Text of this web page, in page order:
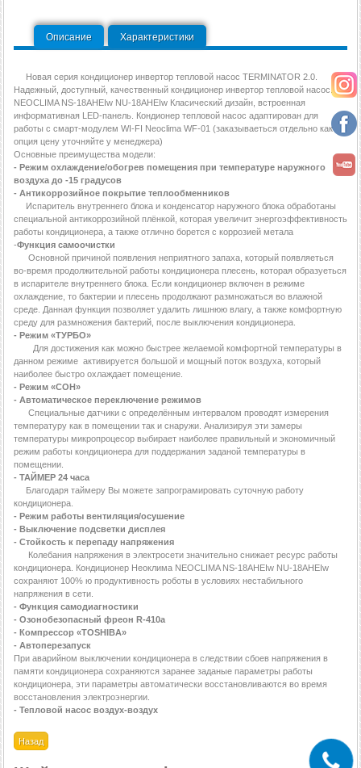
Описание Характеристики
Новая серия кондиционер инвертор тепловой насос TERMINATOR 2.0.
Надежный, доступный, качественный кондиционер инвертор тепловой насос.
NEOCLIMA NS-18AHEIw NU-18AHEIw Класический дизайн, встроенная
информативная LED-панель. Кондионер тепловой насос адаптирован для
работы с смарт-модулем WI-FI Neoclima WF-01 (заказываеться отдельно как
опция цену уточняйте у менеджера)
Основные преимущества модели:
- Режим охлаждение/обогрев помещения при температуре наружного
воздуха до -15 градусов
- Антикоррозийное покрытие теплообменников
Испаритель внутреннего блока и конденсатор наружного блока обработаны
специальной антикоррозийной плёнкой, которая увеличит энергоэффективность
работы кондиционера, а также отлично борется с коррозией метала
-Функция самоочистки
Основной причиной появления неприятного запаха, который появляеться
во-время продолжительной работы кондиционера плесень, которая образуеться
в испарителе внутреннего блока. Если кондиционер включен в режиме
охлаждение, то бактерии и плесень продолжают размножаться во влажной
среде. Данная функция позволяет удалить лишнюю влагу, а также комфортную
среду для размножения бактерий, после выключения кондиционера.
- Режим «ТУРБО»
Для достижения как можно быстрее желаемой комфортной температуры в
данном режиме активируется большой и мощный поток воздуха, который
наиболее быстро охлаждает помещение.
- Режим «СОН»
- Автоматическое переключение режимов
Специальные датчики с определённым интервалом проводят измерения
температуру как в помещении так и снаружи. Анализируя эти замеры
температуры микропроцесор выбирает наиболее правильный и экономичный
режим работы кондиционера для поддержания заданой температуры в
помещении.
- ТАЙМЕР 24 часа
Благодаря таймеру Вы можете запрограмировать суточную работу
кондиционера.
- Режим работы вентиляция/осушение
- Выключение подсветки дисплея
- Стойкость к перепаду напряжения
Колебания напряжения в электросети значительно снижает ресурс работы
кондиционера. Кондиционер Неоклима NEOCLIMA NS-18AHEIw NU-18AHEIw
сохраняют 100% ю продуктивность роботы в условиях нестабильного
напряжения в сети.
- Функция самодиагностики
- Озонобезопасный фреон R-410a
- Компрессор «TOSHIBA»
- Автоперезапуск
При аварийном выключении кондиционера в следствии сбоев напряжения в
памяти кондиционера сохраняются заранее заданые параметры работы
кондиционера, эти параметры автоматически восстановливаются во время
восстановления электроэнергии.
- Тепловой насос воздух-воздух